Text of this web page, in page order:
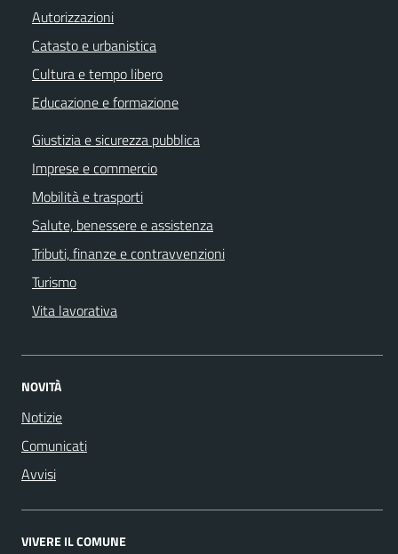
Autorizzazioni
Catasto e urbanistica
Cultura e tempo libero
Educazione e formazione
Giustizia e sicurezza pubblica
Imprese e commercio
Mobilità e trasporti
Salute, benessere e assistenza
Tributi, finanze e contravvenzioni
Turismo
Vita lavorativa
NOVITÀ
Notizie
Comunicati
Avvisi
VIVERE IL COMUNE